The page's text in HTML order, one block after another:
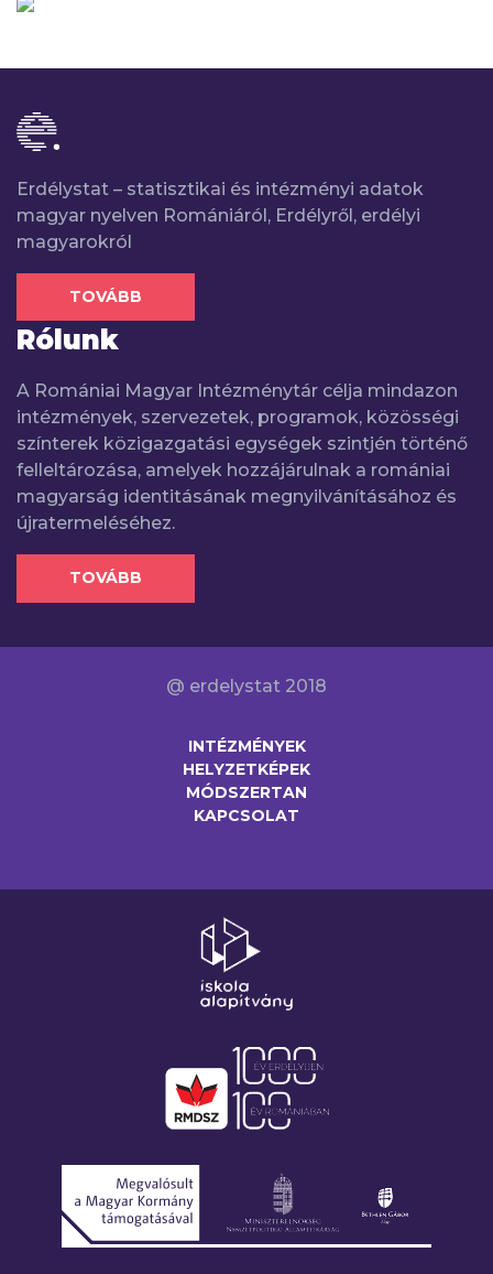
Erdélystat – statisztikai és intézményi adatok
magyar nyelven Romániáról, Erdélyről, erdélyi
magyarokról
TOVÁBB
Rólunk
A Romániai Magyar Intézménytár célja mindazon
intézmények, szervezetek, programok, közösségi
színterek közigazgatási egységek szintjén történő
felleltározása, amelyek hozzájárulnak a romániai
magyarság identitásának megnyilvánításához és
újratermeléséhez.
TOVÁBB
@ erdelystat 2018
INTÉZMÉNYEK
HELYZETKÉPEK
MÓDSZERTAN
KAPCSOLAT